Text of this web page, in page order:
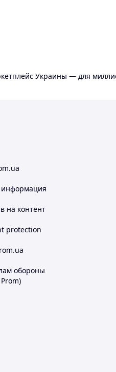
Украины — для
информация
на контент
protection
обороны